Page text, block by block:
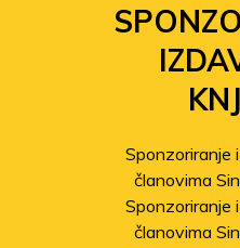
Sponzoriranje
članovima
Sponzoriranje
članovima